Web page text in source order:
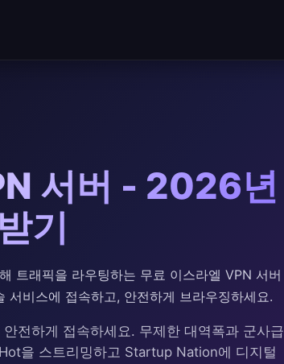
서버 - 2026년
기
트래픽을 라우팅하는 무료 이스라엘 VPN 서버
비스에 접속하고, 안전하게 브라우징하세요.
전하게 접속하세요. 무제한 대역폭과 군사급
을 스트리밍하고 Startup Nation에 디지털